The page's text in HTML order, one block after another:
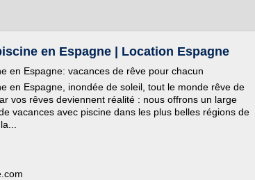
en Espagne | Location Espagne
en Espagne: vacances de rêve pour chacun
en Espagne, inondée de soleil, tout le monde rêve de
vos rêves deviennent réalité : nous offrons un large
vacances avec piscine dans les plus belles régions de